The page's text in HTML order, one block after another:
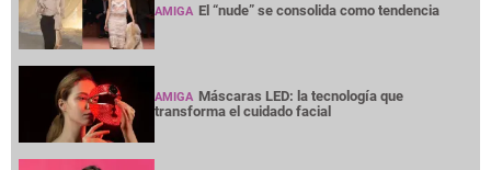
AMIGA El “nude” se consolida como tendencia
AMIGA Máscaras LED: la tecnología que
transforma el cuidado facial